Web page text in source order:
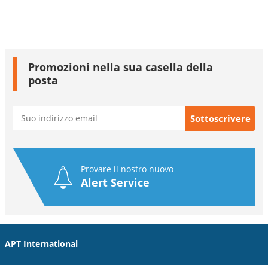
Promozioni nella sua casella della
posta
Provare il nostro nuovo
Alert Service
APT International